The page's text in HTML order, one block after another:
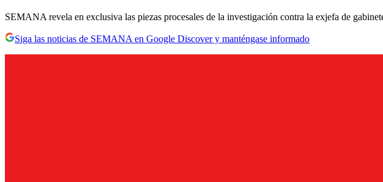
SEMANA revela en exclusiva las piezas procesales de la investigación contra la exjefa de
Siga las noticias de SEMANA en Google Discover y manténgase informado